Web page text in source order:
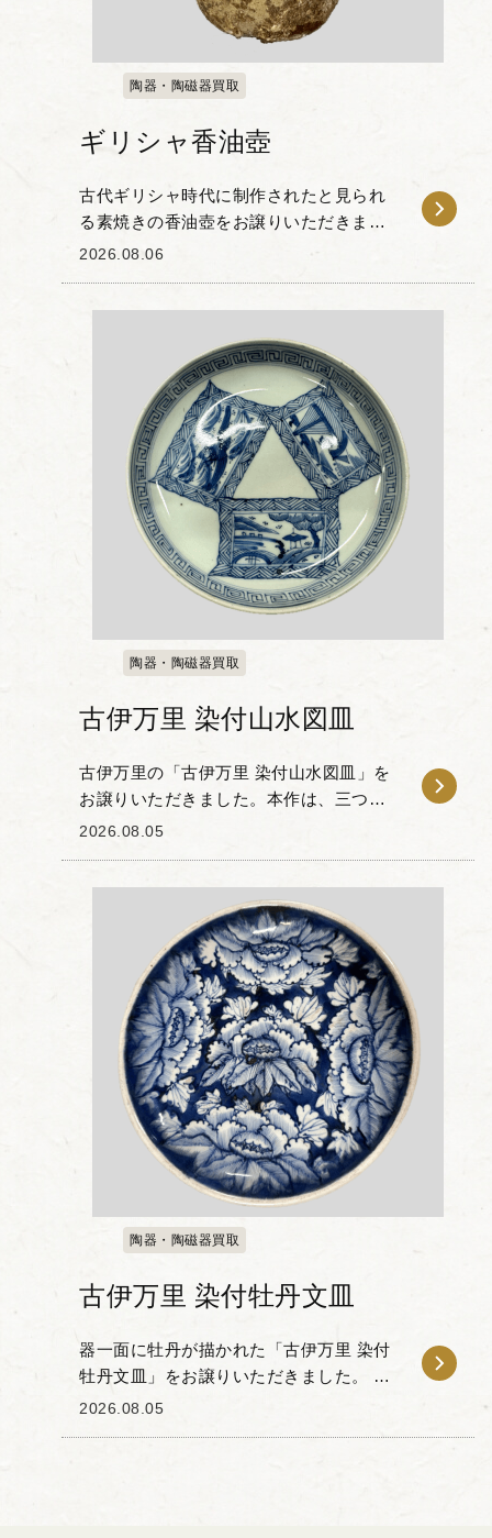
陶器・陶磁器買取
ギリシャ香油壺
古代ギリシャ時代に制作されたと見られ
る素焼きの香油壺をお譲りいただきまし
た。 下部が丸みを帯びた洋梨状のシルエ
2026.08.06
陶器・陶磁器買取
古伊万里 染付山水図皿
古伊万里の「古伊万里 染付山水図皿」を
お譲りいただきました。本作は、三つの
四角い絵窓を連ねるように配置した構図
2026.08.05
陶器・陶磁器買取
古伊万里 染付牡丹文皿
器一面に牡丹が描かれた「古伊万里 染付
牡丹文皿」をお譲りいただきました。 藍
色の濃淡を用いて表現されたこの皿は、
2026.08.05